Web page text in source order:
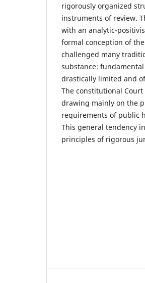
rigorously organized
instruments of review.
with an analytic-
formal conception of
challenged many
substance:
drastically limited and
The constitutional
drawing mainly on the
requirements of public
This general tendency
principles of rigorous